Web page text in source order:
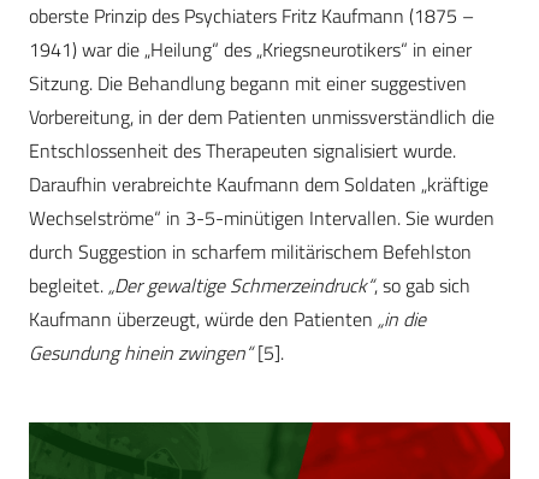
oberste Prinzip des Psychiaters Fritz Kaufmann (1875 –
1941) war die „Heilung“ des „Kriegsneurotikers“ in einer
Sitzung. Die Behandlung begann mit einer suggestiven
Vorbereitung, in der dem Patienten unmissverständlich die
Entschlossenheit des Therapeuten signalisiert wurde.
Daraufhin verabreichte Kaufmann dem Soldaten „kräftige
Wechselströme“ in 3-5-minütigen Intervallen. Sie wurden
durch Suggestion in scharfem militärischem Befehlston
begleitet.„Der gewaltige Schmerzeindruck“, so gab sich
Kaufmann überzeugt, würde den Patienten „in die
Gesundung hinein zwingen“[5].